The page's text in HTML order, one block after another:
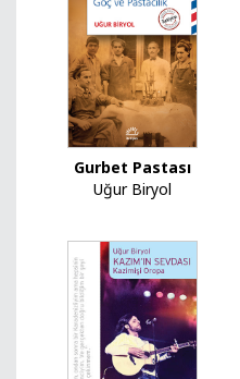
Gurbet Pastası
Uğur Biryol